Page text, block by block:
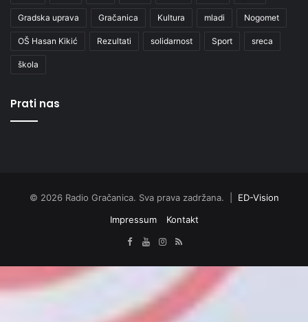
Gradska uprava Gračanica Kultura mladi Nogomet
OŠ Hasan Kikić Rezultati solidarnost Sport sreca
škola
Prati nas
© 2026 Radio Gračanica. Sva prava zadržana. | ED-Vision
Impressum
Kontakt